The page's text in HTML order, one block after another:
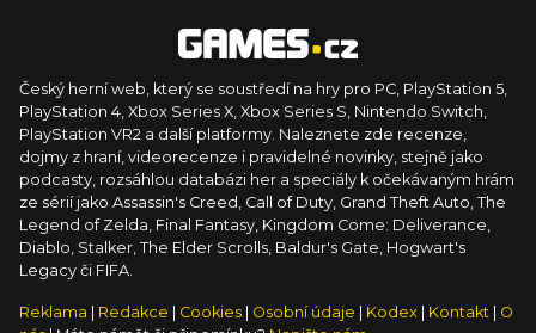
Český herní web, který se soustředí na hry pro PC, PlayStation 5,
PlayStation 4, Xbox Series X, Xbox Series S, Nintendo Switch,
PlayStation VR2 a další platformy. Naleznete zde recenze,
dojmy z hraní, videorecenze i pravidelné novinky, stejně jako
podcasty, rozsáhlou databázi her a speciály k očekávaným hrám
ze sérií jako Assassin's Creed, Call of Duty, Grand Theft Auto, The
Legend of Zelda, Final Fantasy, Kingdom Come: Deliverance,
Diablo, Stalker, The Elder Scrolls, Baldur's Gate, Hogwart's
Legacy či FIFA.
Reklama Redakce Cookies Osobní údaje Kodex Kontakt
O